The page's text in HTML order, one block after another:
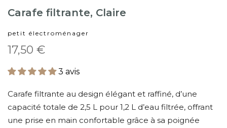
Carafe filtrante, Claire
petit électroménager
17,50 €
3 avis
Carafe filtrante au design élégant et raffiné, d’une
capacité totale de 2,5 L pour 1,2 L d’eau filtrée, offrant
une prise en main confortable grâce à sa poignée